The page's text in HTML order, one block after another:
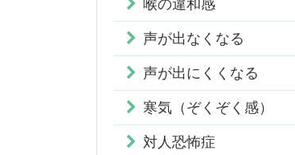
喉の違和感
声が出なくなる
声が出にくくなる
寒気（ぞくぞく感）
対人恐怖症